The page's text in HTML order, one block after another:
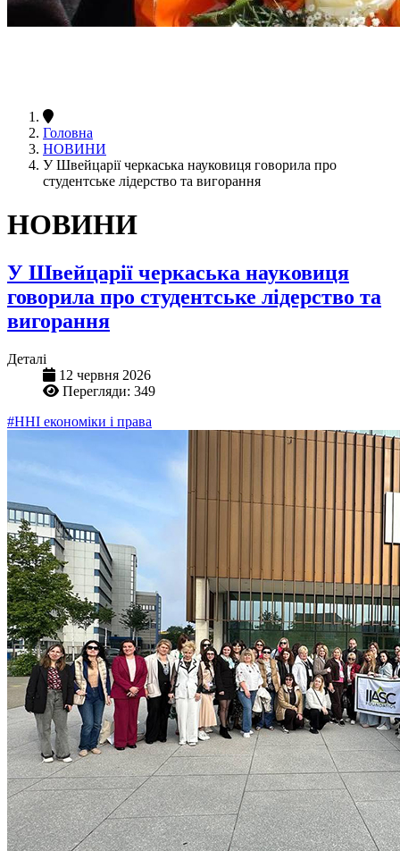
Головна
НОВИНИ
У Швейцарії черкаська науковиця говорила про
студентське лідерство та вигорання
НОВИНИ
У Швейцарії черкаська науковиця
говорила про студентське лідерство та
вигорання
Деталі
12 червня 2026
Перегляди: 349
#ННІ економіки і права